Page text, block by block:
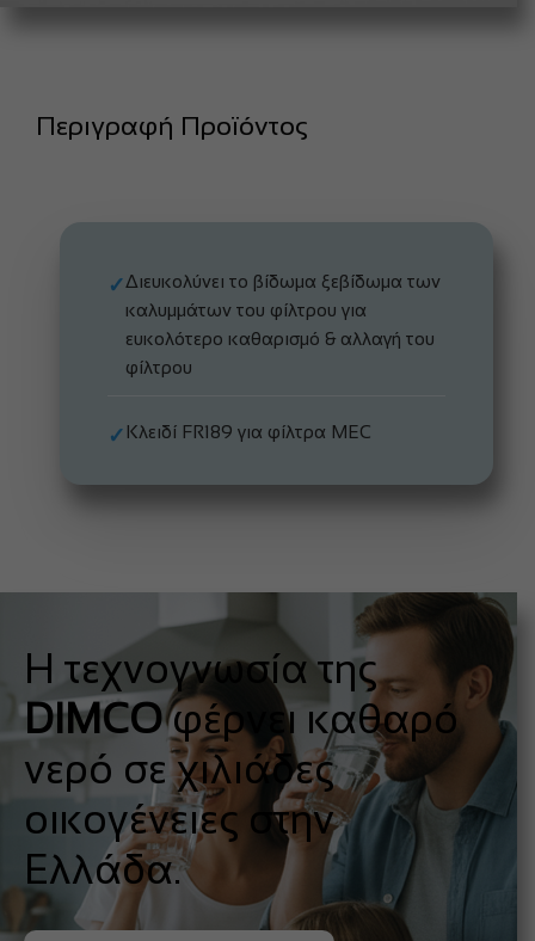
Περιγραφή Προϊόντος
✓Διευκολύνει το βίδωμα ξεβίδωμα των
καλυμμάτων του φίλτρου για
ευκολότερο καθαρισμό & αλλαγή του
φίλτρου
✓ Κλειδί FR189 για φίλτρα MEC
Η τεχνογνωσία της
DIMCOφέρνει καθαρό
νερό σε χιλιάδες
οικογένειες στην
Ελλάδα.